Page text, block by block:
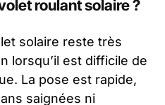
roulant solaire ?
solaire reste très
lorsqu’il est difficile de
La pose est rapide,
saignées ni